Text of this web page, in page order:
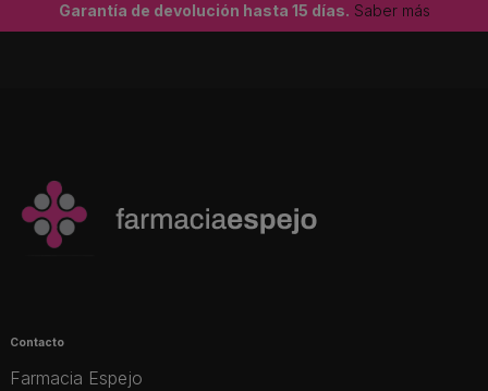
Garantía de devolución hasta 15 días. Saber más
Contacto
Farmacia Espejo